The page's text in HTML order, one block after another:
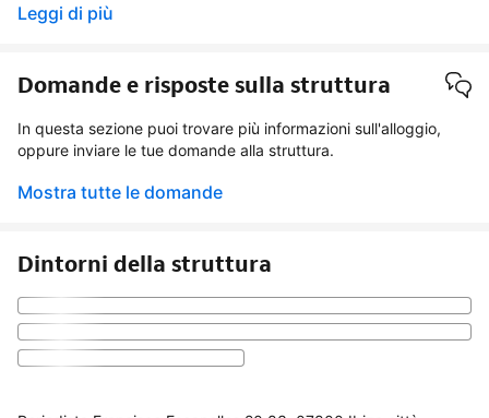
Leggi di più
Domande e risposte sulla struttura
In questa sezione puoi trovare più informazioni sull'alloggio,
oppure inviare le tue domande alla struttura.
Mostra tutte le domande
Dintorni della struttura